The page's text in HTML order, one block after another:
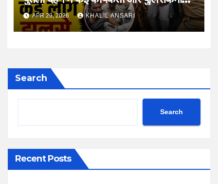
झुलसे
APR 29, 2026 KHALIL ANSARI
Search
Search
Recent Posts